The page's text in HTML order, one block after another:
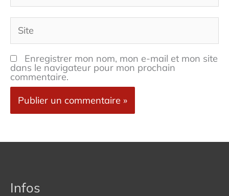
Site
Enregistrer mon nom, mon e-mail et mon site
dans le navigateur pour mon prochain
commentaire.
Infos